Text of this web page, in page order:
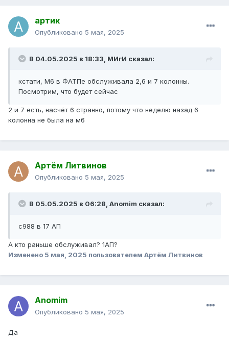
артик
Опубликовано 5 мая, 2025
В 04.05.2025 в 18:33, МИгИ сказал:
кстати, М6 в ФАТПе обслуживала 2,6 и 7 колонны.
Посмотрим, что будет сейчас
2 и 7 есть, насчёт 6 странно, потому что неделю назад 6
колонна не была на м6
Артём Литвинов
Опубликовано 5 мая, 2025
В 05.05.2025 в 06:28, Anomim сказал:
с988 в 17 АП
А кто раньше обслуживал? 1АП?
Изменено 5 мая, 2025 пользователем Артём Литвинов
Anomim
Опубликовано 5 мая, 2025
Да